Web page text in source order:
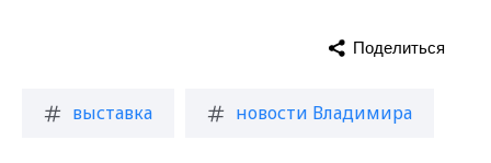
выставка новости Владимира
Поделиться